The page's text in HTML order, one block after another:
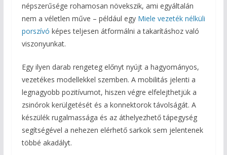
népszerűsége rohamosan növekszik, ami egyáltalán
nem a véletlen műve – például egy Miele vezeték nélküli
porszívó képes teljesen átformálni a takarításhoz való
viszonyunkat.
Egy ilyen darab rengeteg előnyt nyújt a hagyományos,
vezetékes modellekkel szemben. A mobilitás jelenti a
legnagyobb pozitívumot, hiszen végre elfelejthetjük a
zsinórok kerülgetését és a konnektorok távolságát. A
készülék rugalmassága és az áthelyezhető tápegység
segítségével a nehezen elérhető sarkok sem jelentenek
többé akadályt.